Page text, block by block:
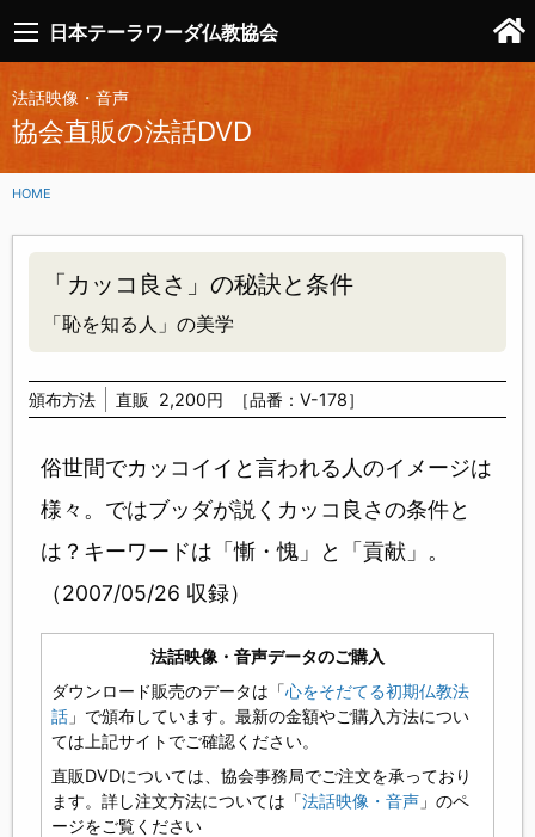
日本テーラワーダ仏教協会
法話映像・音声
協会直販の法話DVD
HOME
「カッコ良さ」の秘訣と条件
「恥を知る人」の美学
頒布方法 直販 2,200円 ［品番：V-178］
俗世間でカッコイイと言われる人のイメージは
様々。ではブッダが説くカッコ良さの条件と
は？キーワードは「慚・愧」と「貢献」。
（2007/05/26 収録）
法話映像・音声データのご購入
ダウンロード販売のデータは「心をそだてる初期仏教法
話」で頒布しています。最新の金額やご購入方法につい
ては上記サイトでご確認ください。
直販DVDについては、協会事務局でご注文を承っており
ます。詳し注文方法については「法話映像・音声」のペ
ージをご覧ください